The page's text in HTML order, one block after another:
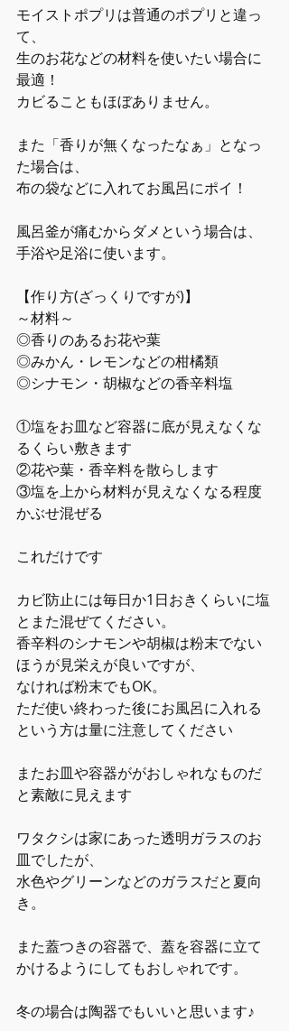
モイストポプリは普通のポプリと違っ
て、
生のお花などの材料を使いたい場合に
最適！
カビることもほぼありません。
また「香りが無くなったなぁ」となっ
た場合は、
布の袋などに入れてお風呂にポイ！
風呂釜が痛むからダメという場合は、
手浴や足浴に使います。
【作り方(ざっくりですが)】
～材料～
◎香りのあるお花や葉
◎みかん・レモンなどの柑橘類
◎シナモン・胡椒などの香辛料塩
①塩をお皿など容器に底が見えなくな
るくらい敷きます
②花や葉・香辛料を散らします
③塩を上から材料が見えなくなる程度
かぶせ混ぜる
これだけです
カビ防止には毎日か1日おきくらいに塩
とまた混ぜてください。
香辛料のシナモンや胡椒は粉末でない
ほうが見栄えが良いですが、
なければ粉末でもOK。
ただ使い終わった後にお風呂に入れる
という方は量に注意してください
またお皿や容器ががおしゃれなものだ
と素敵に見えます
ワタクシは家にあった透明ガラスのお
皿でしたが、
水色やグリーンなどのガラスだと夏向
き。
また蓋つきの容器で、蓋を容器に立て
かけるようにしてもおしゃれです。
冬の場合は陶器でもいいと思います♪